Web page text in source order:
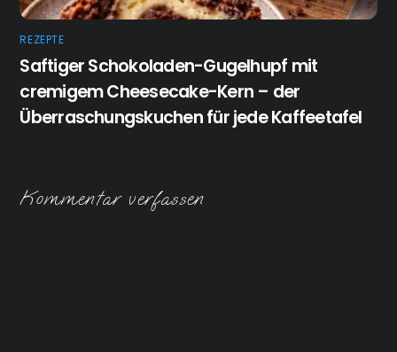
REZEPTE
Saftiger Schokoladen-Gugelhupf mit
cremigem Cheesecake-Kern – der
Überraschungskuchen für jede Kaffeetafel
Kommentar verfassen